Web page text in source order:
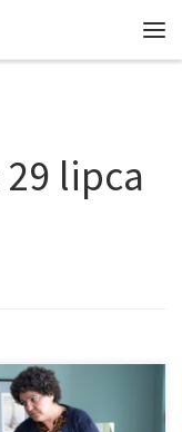
29 lipca